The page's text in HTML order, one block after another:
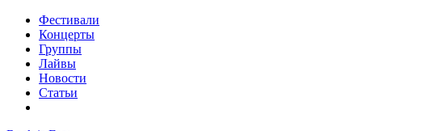
Фестивали
Концерты
Группы
Лайвы
Новости
Статьи